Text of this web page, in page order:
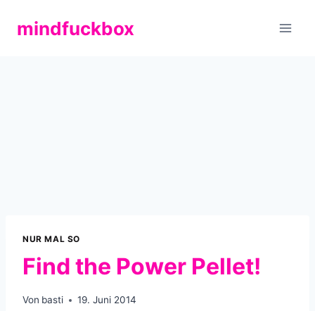
Inhaltmindfuckbox
NUR MAL SO
Find the Power Pellet!
Von basti 19. Juni 2014